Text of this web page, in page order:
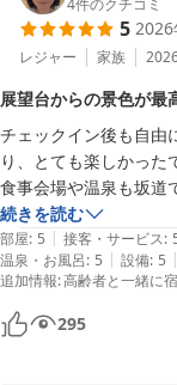
またのご来館スタッ
南紀白浜とれとれヴ
2026-07-13
4件のクチコミ
5 2026
レジャー 家族
展望台からの景色が最
チェックイン後も自由
り、とても楽しかった
食事会場や温泉も坂道
と歩く歩数変わらない
感じました。
とれとれの湯は車で行
ことはなく、むしろそ
雨だとちょっと嫌かも
展望台から見る夜と日
お世話になった日が
続きを読む
部屋: 5 | 接客・サービス:
温泉・お風呂: 5 | 設備: 5 |
追加情報:高齢者と一緒に
295